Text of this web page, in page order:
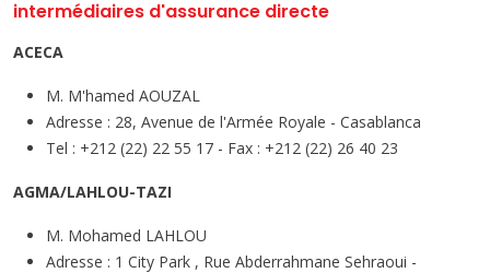
intermédiaires d'assurance directe
ACECA
M. M'hamed AOUZAL
Adresse : 28, Avenue de l'Armée Royale - Casablanca
Tel : +212 (22) 22 55 17 - Fax : +212 (22) 26 40 23
AGMA/LAHLOU-TAZI
M. Mohamed LAHLOU
Adresse : 1 City Park , Rue Abderrahmane Sehraoui -